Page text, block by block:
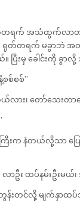
တ်တရက် အသံထွက်လာတ
တ်တရက် မခွာဘဲ အတင်
ြီးမှ ခေါင်းကို ခွာလို့
စ်စစ်”
လား၊ တော်သေးတာပ
ြီးက နံတယ်လို့သာ ပြ
လာဦး ထပ်နမ်းဦးမယ်
းတင်လို့ မျက်နှာထပ်အ